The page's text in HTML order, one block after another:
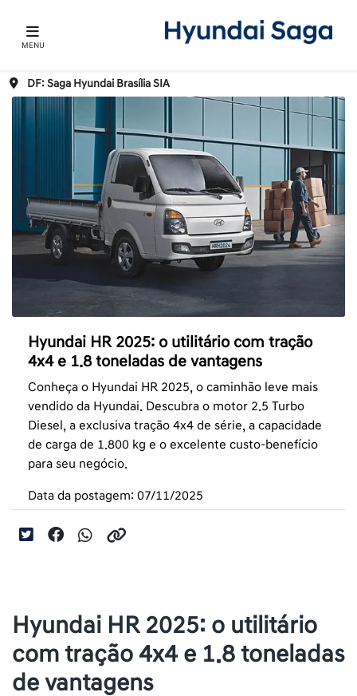
MENU
DF: Saga Hyundai Brasília SIA
Hyundai HR 2025: o utilitário com tração
4x4 e 1.8 toneladas de vantagens
Conheça o Hyundai HR 2025, o caminhão leve mais
vendido da Hyundai. Descubra o motor 2.5 Turbo
Diesel, a exclusiva tração 4x4 de série, a capacidade
de carga de 1.800 kg e o excelente custo-benefício
para seu negócio.
Data da postagem: 07/11/2025
Hyundai HR 2025: o utilitário
com tração 4x4 e 1.8 toneladas
de vantagens